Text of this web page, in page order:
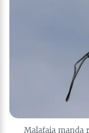
Malafaia manda